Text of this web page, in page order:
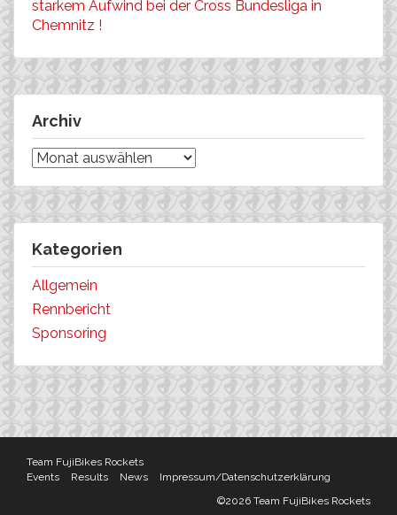
starkem Aufwind bei der Cross Bundesliga in
Chemnitz !
Archiv
Archiv
Kategorien
Allgemein
Rennbericht
Sponsoring
Team FujiBikes Rockets
Events
Results News
Impressum/Datenschutzerklärung
©2026 Team FujiBikes Rockets